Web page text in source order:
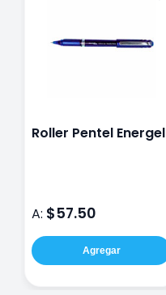
Roller Pentel Energel
A: $57.50
Agregar